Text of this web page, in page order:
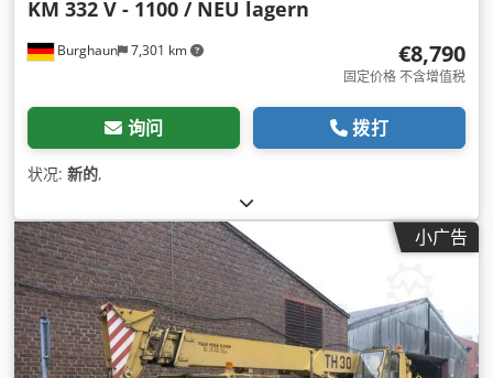
Burghaun 7,301 km
KM 332 V - 1100 / NEU lagern
€8,790
固定价格 不含增值税
询问 拨打
状况: 新的,
小广告